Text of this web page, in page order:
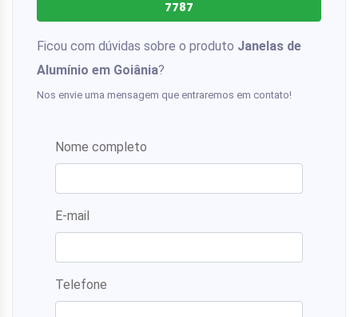
7787
Ficou com dúvidas sobre o produto Janelas de
Alumínio em Goiânia?
Nos envie uma mensagem que entraremos em contato!
Nome completo
E-mail
Telefone